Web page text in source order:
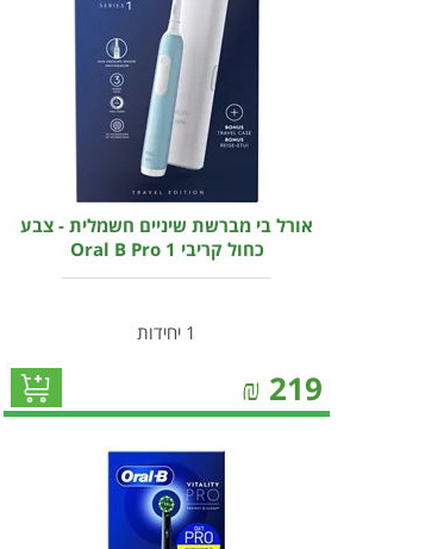
אורל בי מברשת שיניים חשמלית - צבע
כחול קריבי Oral B Pro 1
1 יחידות
219
₪